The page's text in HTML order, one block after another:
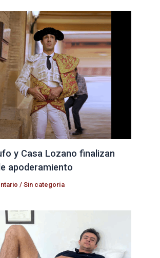
y Casa Lozano finalizan
apoderamiento
/Sin categoría